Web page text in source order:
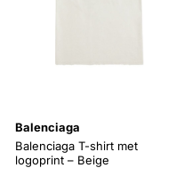
Balenciaga
Balenciaga T-shirt met
logoprint – Beige